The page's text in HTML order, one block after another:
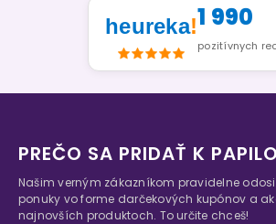
heureka!1 990
pozitívnych
PREČO SA PRIDAŤ K
Našim verným zákazníkom pravidelne
ponuky vo forme darčekových kupónov a
najnovších produktoch. To určite chceš!